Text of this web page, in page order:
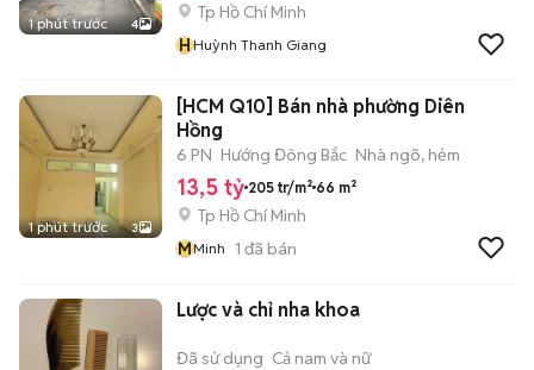
1 phút trước 4
Tp Hồ Chí Minh
HHuỳnh Thanh Giang
1 phút trước 3
[HCM Q10] Bán nhà phường Diên
Hồng
6 PN Hướng Đông Bắc Nhà ngõ, hẻm
13,5 tỷ 205 tr/m² 66 m²
Tp Hồ Chí Minh
MMinh 1 đã bán
Lược và chỉ nha khoa
Đã sử dụng Cả nam và nữ